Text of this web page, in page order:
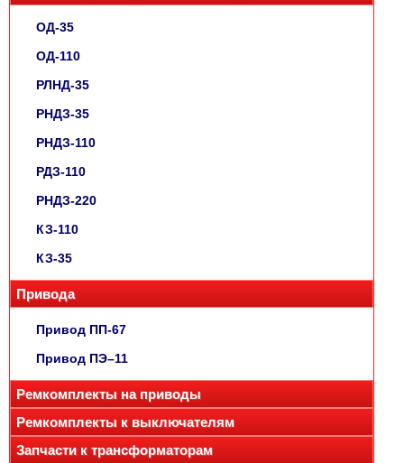
ОД-35
ОД-110
РЛНД-35
РНДЗ-35
РНДЗ-110
РДЗ-110
РНДЗ-220
КЗ-110
КЗ-35
Привода
Привод ПП-67
Привод ПЭ–11
Ремкомплекты на приводы
Ремкомплекты к выключателям
Запчасти к трансформаторам